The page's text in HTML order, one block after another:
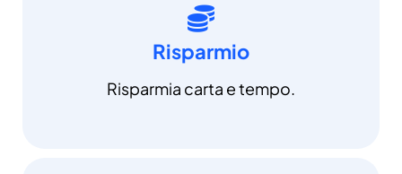
Risparmio
Risparmia carta e tempo.